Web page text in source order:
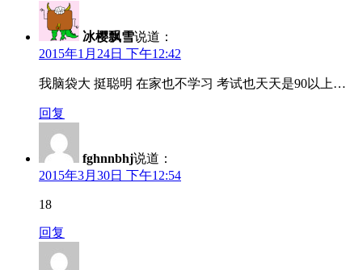
冰樱飘雪说道：
2015年1月24日 下午12:42
我脑袋大 挺聪明 在家也不学习 考试也天天是90以上…
回复
fghnnbhj说道：
2015年3月30日 下午12:54
18
回复